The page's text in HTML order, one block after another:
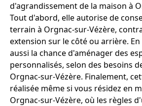
d'agrandissement de la maison à
Tout d'abord, elle autorise de
terrain à Orgnac-sur-Vézère,
extension sur le côté ou arrière.
aussi la chance d'aménager des
personnalisés, selon des besoins
Orgnac-sur-Vézère. Finalement,
réalisée même si vous résidez en
Orgnac-sur-Vézère, où les règles